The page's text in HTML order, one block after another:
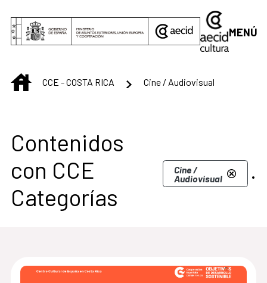
MENÚ
INICIO
CCE - COSTA RICA Cine / Audiovisual
Centro Cultural de
Contenidos
con CCE
Categorías
Cine /
Audiovisual .